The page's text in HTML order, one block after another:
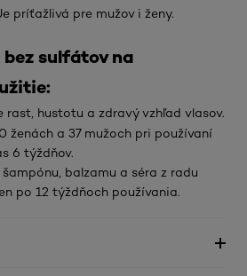
príťažlivá pre mužov i ženy.
sulfátov na
rast, hustotu a zdravý vzhľad vlasov.
ženách a 37 mužoch pri používaní
6 týždňov.
balzamu a séra z radu
po 12 týždňoch používania.